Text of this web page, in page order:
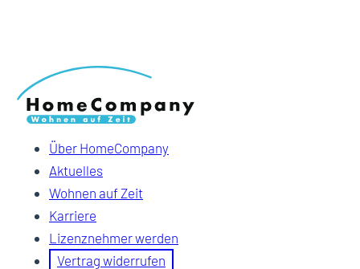
Über HomeCompany
Aktuelles
Wohnen auf Zeit
Karriere
Lizenznehmer werden
Vertrag widerrufen